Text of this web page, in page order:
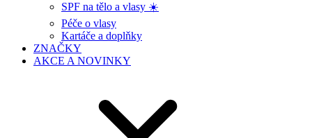
SPF na tělo a vlasy ☀️
Péče o vlasy
Kartáče a doplňky
ZNAČKY
AKCE A NOVINKY